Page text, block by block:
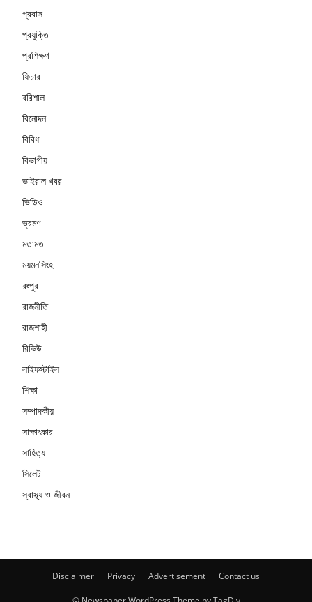
প্রবাস
প্রযুক্তি
প্রশিক্ষণ
ফিচার
বরিশাল
বিনোদন
বিবিধ
বিভাগীয়
ভাইরাল খবর
ভিডিও
ভ্রমণ
মতামত
ময়মনসিংহ
রংপুর
রাজনীতি
রাজশাহী
রিভিউ
লাইফস্টাইল
শিক্ষা
সম্পাদকীয়
সাক্ষাৎকার
সাহিত্য
সিলেট
স্বাস্থ্য ও জীবন
Disclaimer Privacy Advertisement Contact us